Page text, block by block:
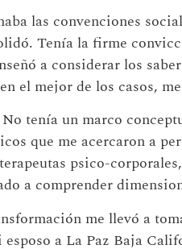
las convenciones
Tenía la firme
a considerar los
el mejor de los casos,
No tenía un marco
que me acercaron a
psico-
a comprender
me llevó a
a La Paz Baja